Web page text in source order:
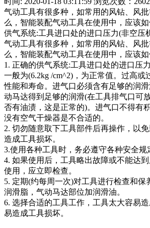
气动工具有很多种，如常用的风钻、风
么，智能装配气动工具在使用中，应该
供气系统:工具进口处的进口压力(非空压
气动工具有很多种，如常用的风钻、风
么，智能装配气动工具在使用中，应该
1. 正确的供气系统:工具进口处的进口压
一般为(6.2kg /cm^2)，为正常值。过高或
性能和寿命。进气口必须含有足够的润
动马达得到足够的润滑(在工具排气口可
否有油渍，这是正常的)。进气口不得有
没有空气干燥器是不合适的。
2. 切勿随意取下工具部件后再操作，以
造成工具损坏。
3.使用各种工具时，务必遵守各种安全规
4. 如果使用后，工具略出故障或不能达
使用，应立即检查。
5. 定期(约每周一次)对工具进行检查和保
润滑脂，气动马达部位加润滑油。
6. 选择合适的工具工作，工具太大容易
易造成工具损坏。